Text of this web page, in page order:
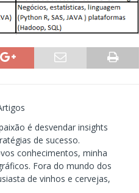
é desvendar insights
de sucesso.
conhecimentos, minha
Fora do mundo dos
de vinhos e cervejas,